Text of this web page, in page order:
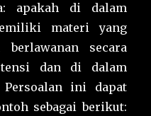
apakah di dalam
materi yang
secara
dan di dalam
Persoalan ini dapat
sebagai berikut: